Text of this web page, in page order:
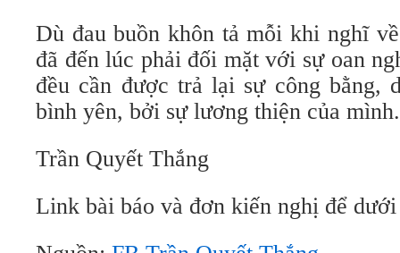
Dù đau buồn khôn tả mỗi khi nghĩ
đã đến lúc phải đối mặt với sự oan
đều cần được trả lại sự công bằng,
bình yên, bởi sự lương thiện của mình.
Trần Quyết Thắng
Link bài báo và đơn kiến nghị để